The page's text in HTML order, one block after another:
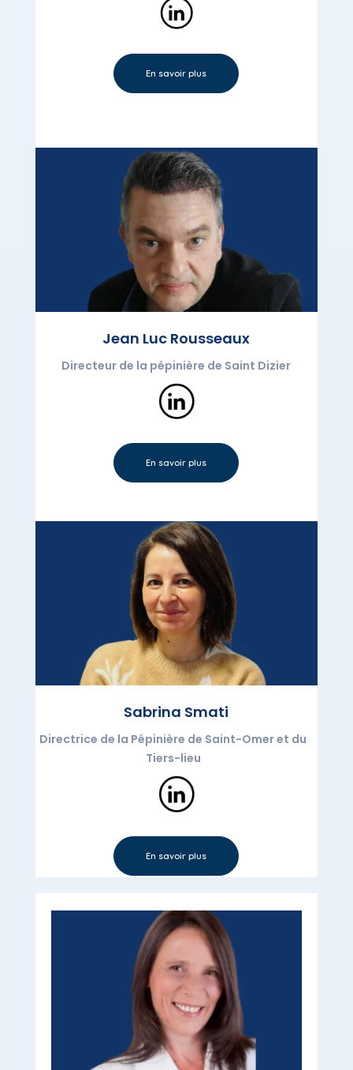
En savoir plus
Jean Luc Rousseaux
Directeur de la pépinière de Saint Dizier
En savoir plus
Sabrina Smati
Directrice de la Pépinière de Saint-Omer et du
Tiers-lieu
En savoir plus